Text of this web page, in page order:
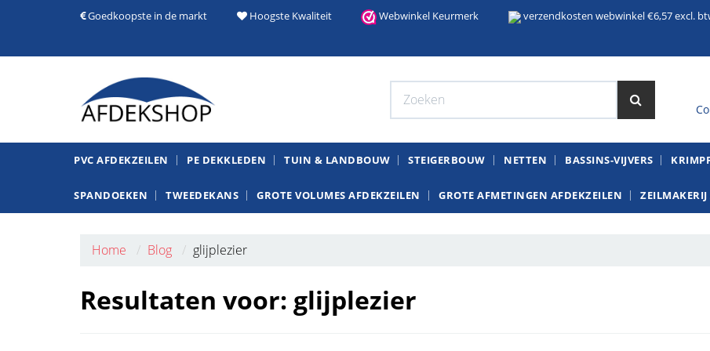
Goedkoopste in de markt Hoogste Kwaliteit Webwinkel Keurmerk verzendkosten webwinkel €6,57 excl.
PVC AFDEKZEILEN PE DEKKLEDEN TUIN & LANDBOUW STEIGERBOUW NETTEN BASSINS-VIJVERS
SPANDOEKEN TWEEDEKANS GROTE VOLUMES AFDEKZEILEN GROTE AFMETINGEN AFDEKZEILEN ZEILMAKERIJ
Home Blog glijplezier
Resultaten voor: glijplezier